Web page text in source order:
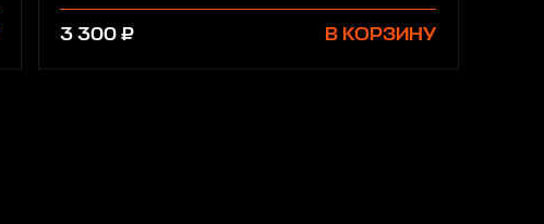
3 300 ₽ В КОРЗИНУ